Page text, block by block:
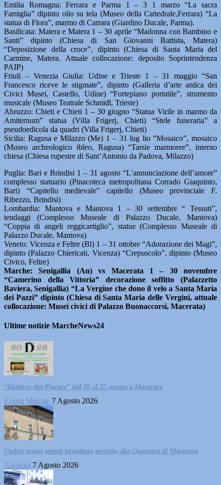
Emilia Romagna: Ferrara e Parma 1 – 3 1 marzo “La sacra
Famiglia” dipinto olio su tela (Museo della Cattedrale,Ferrara) “La
statua di Flora”, marmo di Carrara (Giardino Ducale, Parma).
Basilicata: Matera e Matera 1 – 30 aprile “Madonna con Bambino e
Santi” dipinto (Chiesa di San Giovanni Battista, Matera)
“Deposizione della croce”, dipinto (Chiesa di Santa Maria del
Carmine, Matera. Attuale collocazione: deposito Soprintendenza
PAIP)
Friuli – Venezia Giulia: Udine e Trieste 1 – 31 maggio “San
Francesco riceve le stigmate”, dipinto (Galleria d’arte antica dei
Civici Musei, Castello, Udine) “Fortepiano portatile”, strumento
musicale (Museo Teatrale Schmidl, Trieste)
Abruzzo: Chieti e Chieti 1 – 30 giugno “Statua Virile in marmo da
Amiternum” statua (Villa Frigerj, Chieti) “Stele funeraria” a
pseudoedicola da quadri (Villa Frigerj, Chieti)
Sicilia: Ragusa e Milazzo (Me) 1 – 31 lug lio “Mosaico”, mosaico
(Museo archeologico ibleo, Ragusa) “Tarsie marmoree”, interno
chiesa (Chiesa rupestre di Sant’Antonio da Padova, Milazzo)
Puglia: Bari e Brindisi 1 – 31 agosto “L’annunciazione dell’amore”
complesso statuario (Pinacoteca metropolitana Corrado Giaquinto,
Bari) “Capitello medievale” capitello (Museo provinciale F.
Ribezzo, Brindisi)
Lombardia: Mantova e Mantova 1 – 30 settembre “ Tessuti”,
tendaggi (Complesso Museale di Palazzo Ducale, Mantova)
“Coppia di angeli reggicartiglio”, statue (Complesso Museale di
Palazzo Ducale, Mantova)
Veneto: Vicenza e Feltre (Bl) 1 – 31 ottobre “Adorazione dei Magi”,
dipinto (Palazzo Chiericati, Vicenza) “Crepuscolo”, dipinto (Museo
Civico, Feltre)
Marche: Senigallia (An) vs Macerata 1 – 30 novembre
“Camerino della Vittoria” decorazione soffitto (Palazzetto
Baviera, Senigallia) “La Vergine che dono il velo a Santa Maria
dei Pazzi” dipinto (Chiesa di Santa Maria delle Vergini, attuale
collocazione: Musei civici di Palazzo Buonaccorsi, Macerata)
Ultime notizie MarcheNews24
“Dialetto che Piacere” dal 20 al 25 agosto a Macerata
Eventi Marche 7 Agosto 2026
Undici nuovi agenti prendono servizio alla Questura di Macerata
Attualità 7 Agosto 2026